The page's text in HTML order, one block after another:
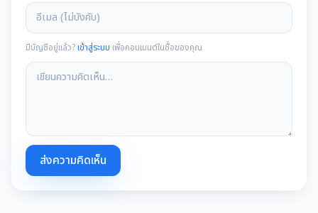
มีบัญชีอยู่แล้ว?เข้าสู่ระบบ เพื่อคอมเมนต์ในชื่อของคุณ
ส่งความคิดเห็น